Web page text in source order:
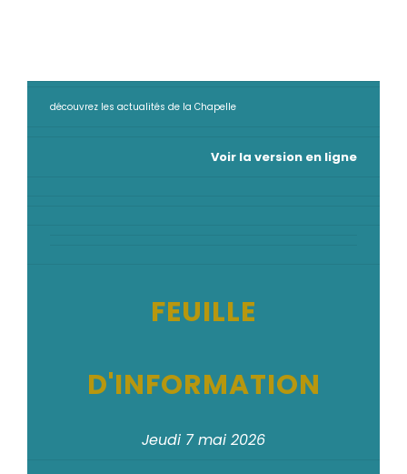
découvrez les actualités de la Chapelle
Voir la version en ligne
FEUILLE
D'INFORMATION
Jeudi 7 mai 2026